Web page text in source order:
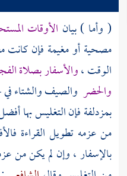
( وأما ) بيان الأوقات
مصحية أو مغيمة فإن
الوقت ،والأسفار بصلاة
والحضر والصيف والشتاء
بمزدلفةفإن التغليس بها
من عزمه تطويل القراءة
بالإسفار ، وإن لم يكن من